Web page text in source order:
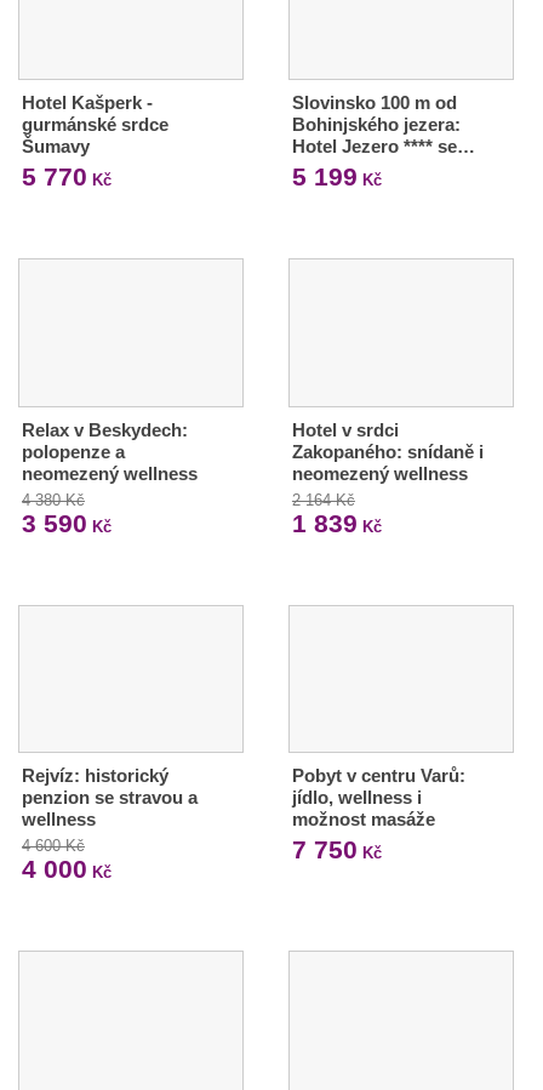
Hotel Kašperk -
gurmánské srdce
Šumavy
5 770 Kč
Slovinsko 100 m od
Bohinjského jezera:
Hotel Jezero **** se…
5 199 Kč
Relax v Beskydech:
polopenze a
neomezený wellness
4 380 Kč
3 590 Kč
Hotel v srdci
Zakopaného: snídaně i
neomezený wellness
2 164 Kč
1 839 Kč
Rejvíz: historický
penzion se stravou a
wellness
4 600 Kč
4 000 Kč
Pobyt v centru Varů:
jídlo, wellness i
možnost masáže
7 750 Kč